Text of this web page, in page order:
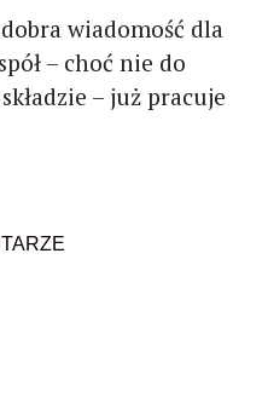
wiadomość dla
– choć nie do
– już pracuje